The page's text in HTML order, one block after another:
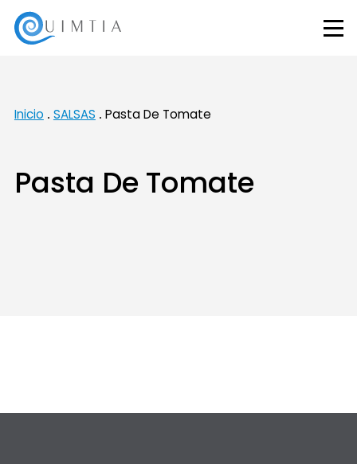
Inicio SALSAS Pasta De Tomate
Pasta De Tomate